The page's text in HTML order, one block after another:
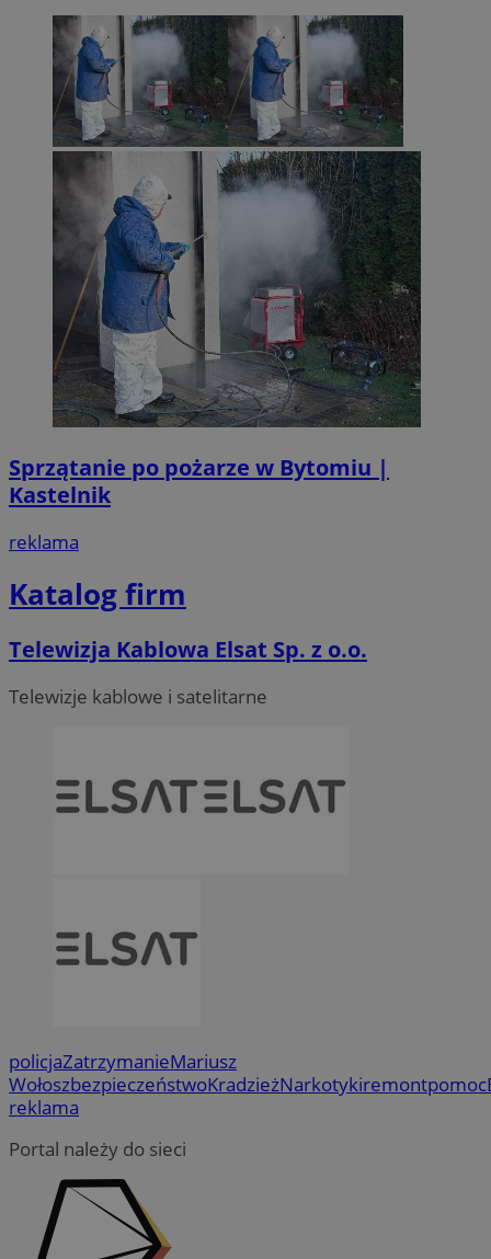
Sprzątanie po pożarze w Bytomiu |
Kastelnik
reklama
Katalog firm
Telewizja Kablowa Elsat Sp. z o.o.
Telewizje kablowe i satelitarne
policjaZatrzymanieMariusz
WołoszbezpieczeństwoKradzieżNarkotykiremontpomoc
reklama
Portal należy do sieci